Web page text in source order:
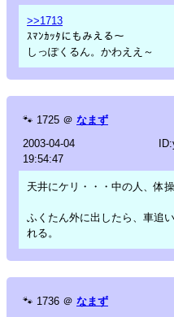
>>1713
ｽﾏﾝｶｯﾀにもみえる～
しっぽくるん。かわええ～
🐾 1725 ＠ なまず
2003-04-04
19:54:47
天井にケリ・・・中の人、体
ふくたん外に出したら、車追
れる。
🐾 1736 ＠ なまず